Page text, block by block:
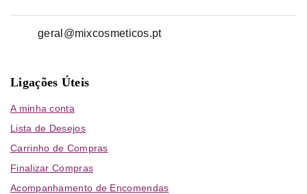
geral@mixcosmeticos.pt
Ligações Úteis
A minha conta
Lista de Desejos
Carrinho de Compras
Finalizar Compras
Acompanhamento de Encomendas